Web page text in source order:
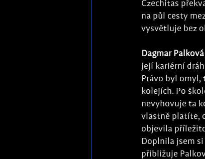
Czechitas
na půl cesty
vysvětluje bez
Dagmar Palková
její kariérní
Právo byl omyl,
kolejích. Po
nevyhovuje ta
vlastně platíte,
objevila
Doplnila jsem
přibližuje